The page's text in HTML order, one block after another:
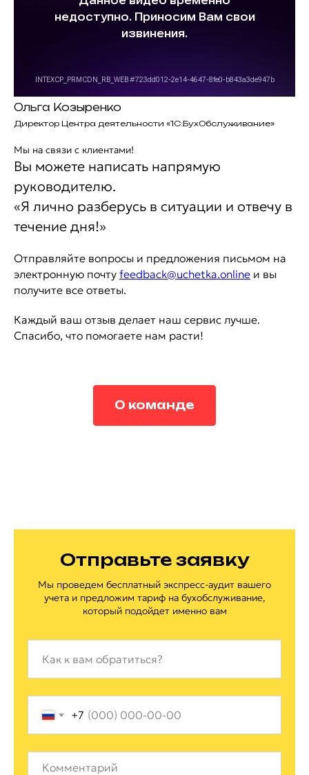
Ольга Козыренко
Директор Центра деятельности «1С:БухОбслуживание»
Мы на связи с клиентами!
Вы можете написать напрямую
руководителю.
«Я лично разберусь в ситуации и отвечу в
течение дня!»
Отправляйте вопросы и предложения письмом на
электронную почту feedback@uchetka.online и вы
получите все ответы.
Каждый ваш отзыв делает наш сервис лучше.
Спасибо, что помогаете нам расти!
О команде
Отправьте заявку
Мы проведем бесплатный экспресс-аудит вашего
учета и предложим тариф на бухобслуживание,
который подойдет именно вам
+7